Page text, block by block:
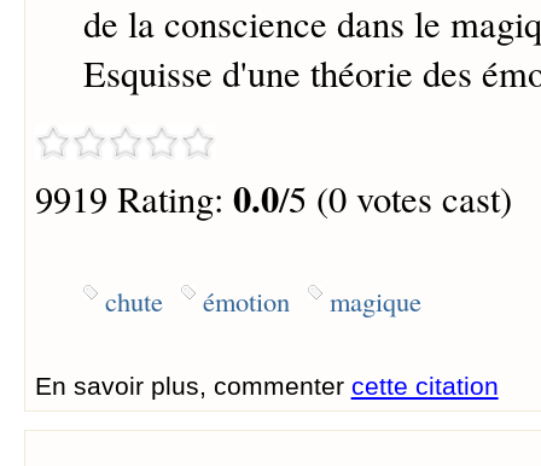
de la conscience dans le
Esquisse d'une théorie des
9919 Rating: 0.0/5 (0 votes cast)
chute émotion magique
En savoir plus, commenter cette citation